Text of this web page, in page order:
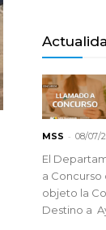
MSS - 08/07/
El
a Concurso
objeto la
Destino a